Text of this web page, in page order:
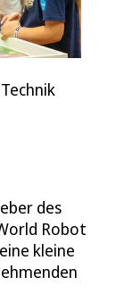
des
Robot
kleine